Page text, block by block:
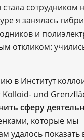
сотрудником
я занялась
и
откликом:
в Институт
und
сферу
которые мы
удалось